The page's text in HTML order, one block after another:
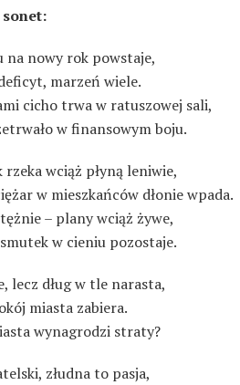
sonet:
na nowy rok powstaje,
marzeń wiele.
cicho trwa w ratuszowej sali,
w finansowym boju.
rzeka wciąż płyną leniwie,
w mieszkańców dłonie wpada.
– plany wciąż żywe,
w cieniu pozostaje.
lecz dług w tle narasta,
miasta zabiera.
wynagrodzi straty?
złudna to pasja,